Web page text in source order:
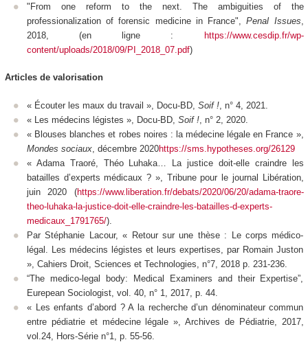
"From one reform to the next. The ambiguities of the
professionalization of forensic medicine in France",Penal Issues
2018, (en ligne : https://www.cesdip.fr/wp-
content/uploads/2018/09/PI_2018_07.pdf)
Articles de valorisation
« Écouter les maux du travail », Docu-BD, Soif ! , n° 4, 2021.
« Les médecins légistes », Docu-BD, Soif ! , n° 2, 2020.
« Blouses blanches et robes noires : la médecine légale en France »,
Mondes sociaux , décembre 2020https://sms.hypotheses.org/26129
« Adama Traoré, Théo Luhaka… La justice doit-elle craindre les
batailles d’experts médicaux ? », Tribune pour le journal Libération,
juin 2020 (https://www.liberation.fr/debats/2020/06/20/adama-traore-
theo-luhaka-la-justice-doit-elle-craindre-les-batailles-d-experts-
medicaux_1791765/).
Par Stéphanie Lacour, « Retour sur une thèse : Le corps médico-
légal. Les médecins légistes et leurs expertises, par Romain Juston
», Cahiers Droit, Sciences et Technologies, n°7, 2018 p. 231-236.
“The medico-legal body: Medical Examiners and their Expertise”,
Eurepean Sociologist , vol. 40, n° 1, 2017, p. 44.
« Les enfants d’abord ? A la recherche d’un dénominateur commun
entre pédiatrie et médecine légale », Archives de Pédiatrie, 2017,
vol.24, Hors-Série n°1, p. 55-56.